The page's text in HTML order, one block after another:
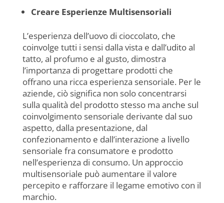
Creare Esperienze Multisensoriali
L’esperienza dell’uovo di cioccolato, che
coinvolge tutti i sensi dalla vista e dall’udito al
tatto, al profumo e al gusto, dimostra
l’importanza di progettare prodotti che
offrano una ricca esperienza sensoriale. Per le
aziende, ciò significa non solo concentrarsi
sulla qualità del prodotto stesso ma anche sul
coinvolgimento sensoriale derivante dal suo
aspetto, dalla presentazione, dal
confezionamento e dall’interazione a livello
sensoriale fra consumatore e prodotto
nell’esperienza di consumo. Un approccio
multisensoriale può aumentare il valore
percepito e rafforzare il legame emotivo con il
marchio.